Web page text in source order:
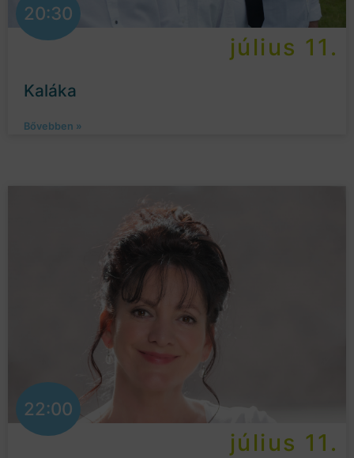
20:30
július 11.
Kaláka
Bővebben »
22:00
július 11.